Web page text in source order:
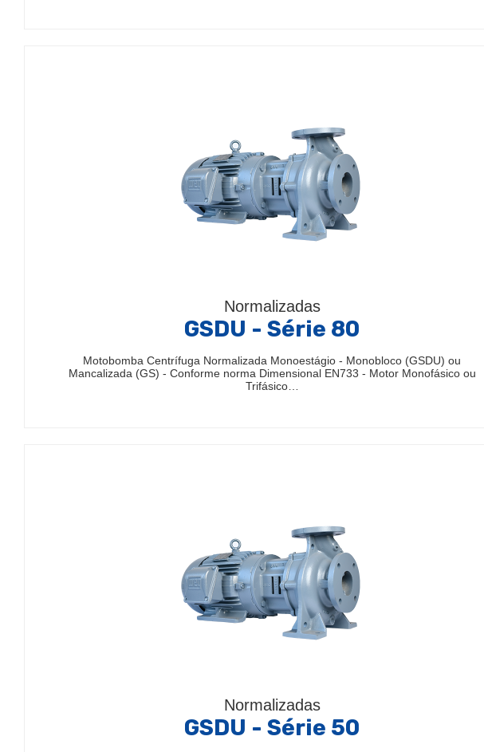
Normalizadas
GSDU - Série 80
Motobomba Centrífuga Normalizada Monoestágio - Monobloco (GSDU) ou
Mancalizada (GS) - Conforme norma Dimensional EN733 - Motor Monofásico ou
Trifásico…
Normalizadas
GSDU - Série 50